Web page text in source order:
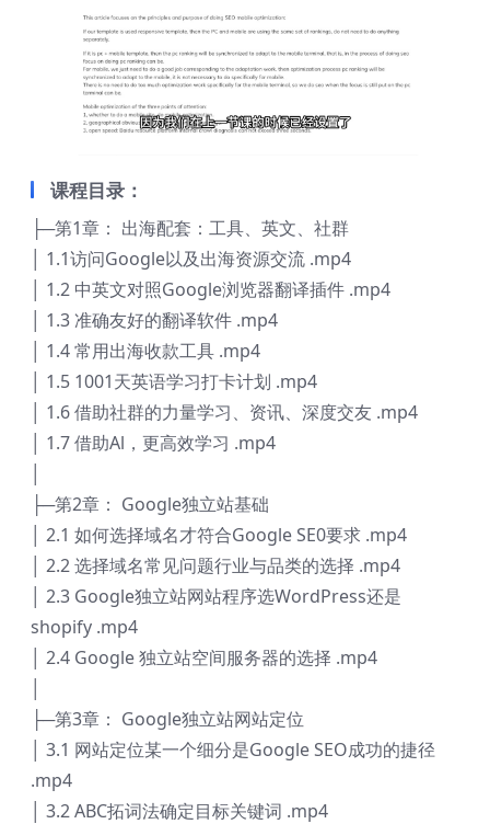
课程目录：
├─第1章： 出海配套：工具、英文、社群
│ 1.1访问Google以及出海资源交流 .mp4
│ 1.2 中英文对照Google浏览器翻译插件 .mp4
│ 1.3 准确友好的翻译软件 .mp4
│ 1.4 常用出海收款工具 .mp4
│ 1.5 1001天英语学习打卡计划 .mp4
│ 1.6 借助社群的力量学习、资讯、深度交友 .mp4
│ 1.7 借助Al，更高效学习 .mp4
├─第2章： Google独立站基础
│ 2.1 如何选择域名才符合Google SE0要求 .mp4
│ 2.2 选择域名常见问题行业与品类的选择 .mp4
│ 2.3 Google独立站网站程序选WordPress还是
shopify .mp4
│ 2.4 Google 独立站空间服务器的选择 .mp4
├─第3章： Google独立站网站定位
│ 3.1 网站定位某一个细分是Google SEO成功的捷径
.mp4
│ 3.2 ABC拓词法确定目标关键词 .mp4